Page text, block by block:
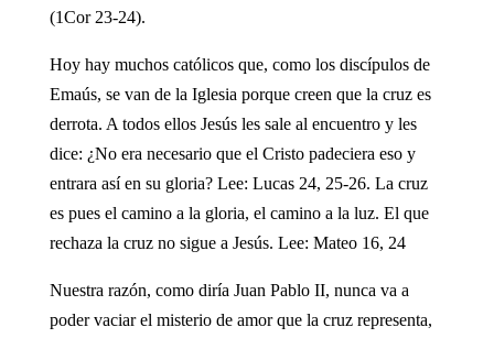
(1Cor 23-24).
Hoy hay muchos católicos que, como los discípulos de
Emaús, se van de la Iglesia porque creen que la cruz es
derrota. A todos ellos Jesús les sale al encuentro y les
dice: ¿No era necesario que el Cristo padeciera eso y
entrara así en su gloria? Lee: Lucas 24, 25-26. La cruz
es pues el camino a la gloria, el camino a la luz. El que
rechaza la cruz no sigue a Jesús. Lee: Mateo 16, 24
Nuestra razón, como diría Juan Pablo II, nunca va a
poder vaciar el misterio de amor que la cruz representa,